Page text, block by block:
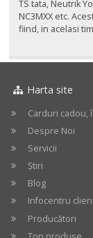
TS tata, Neutrik
NC3MXX etc.
fiind, in acelasi
Harta site
Carduri cadou,
Despre Noi
Servicii
Știri
Blog
Infocentru
Producători